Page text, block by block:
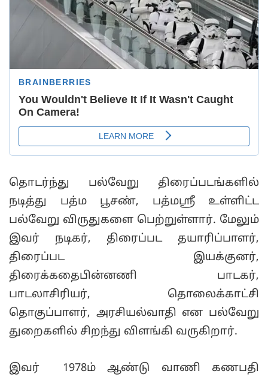
தொடர்ந்து பல்வேறு திரைப்படங்களில்
நடித்து பத்ம பூசண், பத்மஸ்ரீ உள்ளிட்ட
பல்வேறு விருதுகளை பெற்றுள்ளார். மேலும்
இவர் நடிகர், திரைப்பட தயாரிப்பாளர்,
திரைப்பட இயக்குனர்,
திரைக்கதைபின்னணி பாடகர்,
பாடலாசிரியர், தொலைக்காட்சி
தொகுப்பாளர், அரசியல்வாதி என பல்வேறு
துறைகளில் சிறந்து விளங்கி வருகிறார்.
இவர் 1978⁠ம் ஆண்டு வாணி கணபதி